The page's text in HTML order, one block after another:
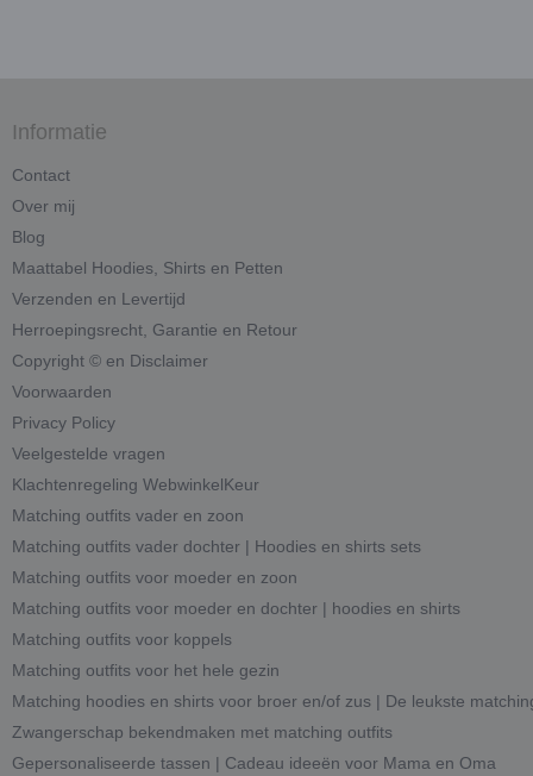
Informatie
Contact
Over mij
Blog
Maattabel Hoodies, Shirts en Petten
Verzenden en Levertijd
Herroepingsrecht, Garantie en Retour
Copyright © en Disclaimer
Voorwaarden
Privacy Policy
Veelgestelde vragen
Klachtenregeling WebwinkelKeur
Matching outfits vader en zoon
Matching outfits vader dochter | Hoodies en shirts sets
Matching outfits voor moeder en zoon
Matching outfits voor moeder en dochter | hoodies en shirts
Matching outfits voor koppels
Matching outfits voor het hele gezin
Matching hoodies en shirts voor broer en/of zus | De leukste
Zwangerschap bekendmaken met matching outfits
Gepersonaliseerde tassen | Cadeau ideeën voor Mama en Oma